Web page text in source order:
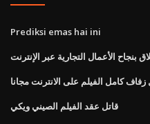
Prediksi emas hai ini
بنجاح الأعمال التجارية عبر الإنترنت
كامل الفيلم على الانترنت مجانا
قاتل عقد الفيلم الصيني ويكي